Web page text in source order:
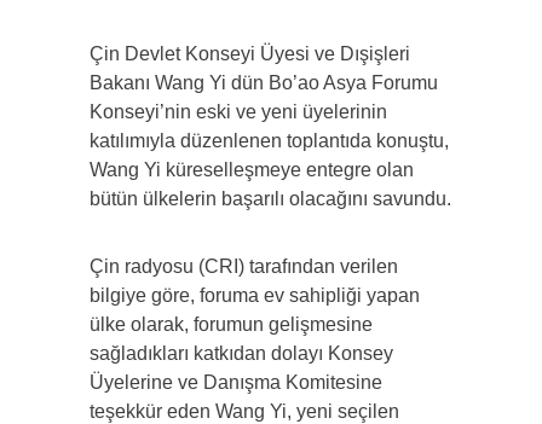
Çin Devlet Konseyi Üyesi ve Dışişleri
Bakanı Wang Yi dün Bo’ao Asya Forumu
Konseyi’nin eski ve yeni üyelerinin
katılımıyla düzenlenen toplantıda konuştu,
Wang Yi küreselleşmeye entegre olan
bütün ülkelerin başarılı olacağını savundu.
Çin radyosu (CRI) tarafından verilen
bilgiye göre, foruma ev sahipliği yapan
ülke olarak, forumun gelişmesine
sağladıkları katkıdan dolayı Konsey
Üyelerine ve Danışma Komitesine
teşekkür eden Wang Yi, yeni seçilen